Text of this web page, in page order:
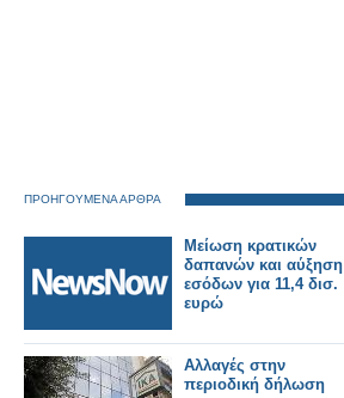
ΠΡΟΗΓΟΥΜΕΝΑ ΑΡΘΡΑ
Μείωση κρατικών
δαπανών και αύξηση
εσόδων για 11,4 δισ.
ευρώ
Αλλαγές στην
περιοδική δήλωση